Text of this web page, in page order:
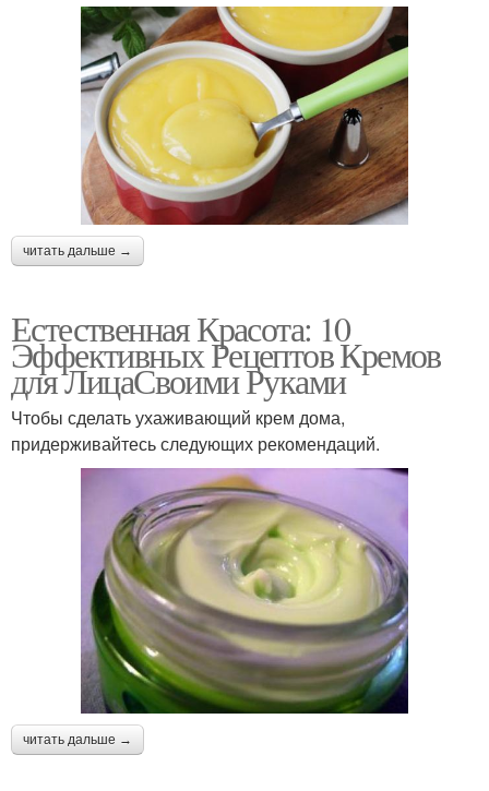
читать дальше →
Естественная Красота: 10
Эффективных Рецептов Кремов
для ЛицаСвоими Руками
Чтобы сделать ухаживающий крем дома,
придерживайтесь следующих рекомендаций.
читать дальше →